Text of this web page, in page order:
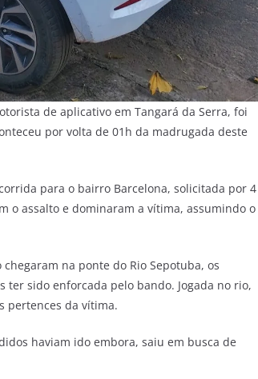
de aplicativo em Tangará da Serra, foi
por volta de 01h da madrugada deste
para o bairro Barcelona, solicitada por 4
o assalto e dominaram a vítima, assumindo o
na ponte do Rio Sepotuba, os
sido enforcada pelo bando. Jogada no rio,
pertences da vítima.
haviam ido embora, saiu em busca de